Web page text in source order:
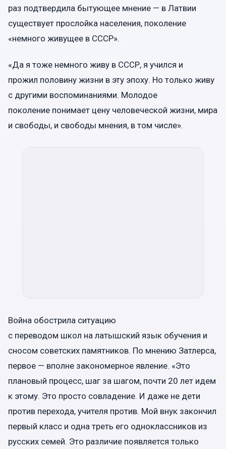
раз подтвердила бытующее мнение — в Латвии
существует прослойка населения, поколение
«немного живущее в СССР».
«Да я тоже немного живу в СССР, я учился и
прожил половину жизни в эту эпоху. Но только живу
с другими воспоминаниями. Молодое
поколение понимает цену человеческой жизни, мира
и свободы, и свободы мнения, в том числе».
Война обострила ситуацию
с переводом школ на латышский язык обучения и
сносом советских памятников. По мнению Затлерса,
первое — вполне закономерное явление. «Это
плановый процесс, шаг за шагом, почти 20 лет идем
к этому. Это просто совладение. И даже не дети
против перехода, учителя против. Мой внук закончил
первый класс и одна треть его одноклассников из
русских семей. Это различие появляется только